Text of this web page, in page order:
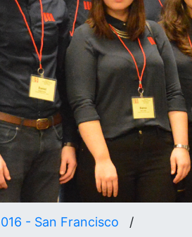
- San Francisco /